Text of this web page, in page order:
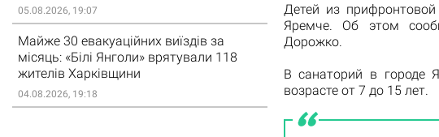
05.08.2026, 19:07
Майже 30 евакуаційних виїздів за
місяць: «Білі Янголи» врятували 118
жителів Харківщини
04.08.2026, 19:18
Детей из
Яремче. Об этом
Дорожко.
В санаторий в городе
возрасте от 7 до 15 лет.